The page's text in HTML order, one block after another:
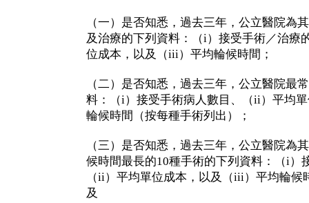
（一）是否知悉，過去三年，公立醫院為
及治療的下列資料：（i）接受手術／治療
位成本，以及（iii）平均輪候時間；
（二）是否知悉，過去三年，公立醫院最
料：（i）接受手術病人數目、（ii）平均
輪候時間（按每種手術列出）；
（三）是否知悉，過去三年，公立醫院為
候時間最長的10種手術的下列資料：（i）
（ii）平均單位成本，以及（iii）平均輪
及